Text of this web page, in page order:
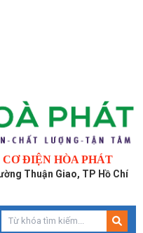
ĐIỆN HÒA PHÁT
Thuận Giao, TP Hồ Chí